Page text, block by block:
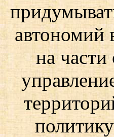
автономий
на